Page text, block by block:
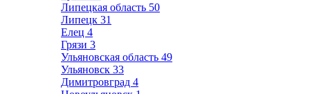
Липецкая область 50
Липецк 31
Елец 4
Грязи 3
Ульяновская область 49
Ульяновск 33
Димитровград 4